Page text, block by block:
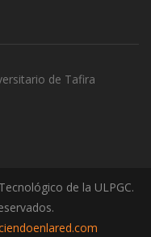
de Tafira
de la ULPGC.